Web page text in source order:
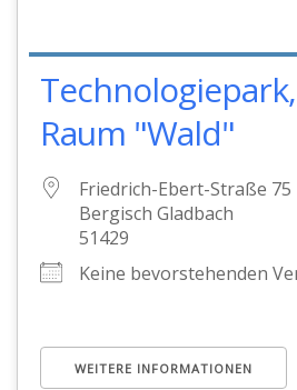
Raum "Wald"
Friedrich-Ebert-Straße 75
Bergisch Gladbach
51429
Keine bevorstehenden
WEITERE INFORMATIONEN